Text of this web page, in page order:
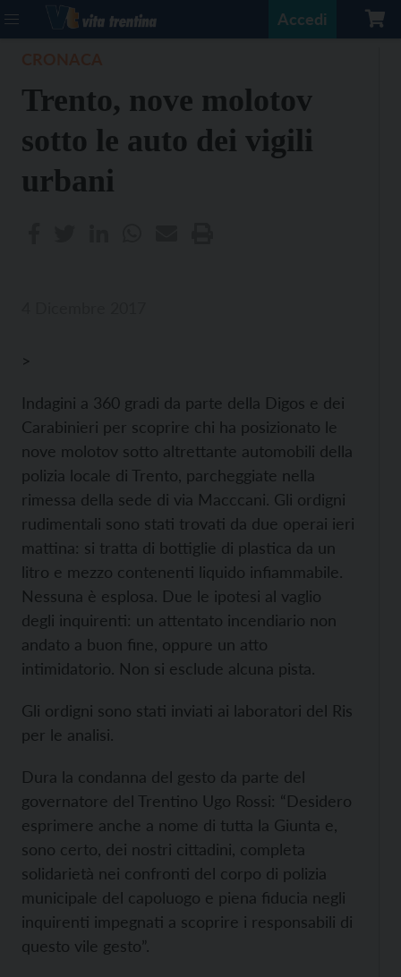
Accedi
Trento, nove molotov
sotto le auto dei vigili
urbani
>
Indagini a 360 gradi da parte della Digos e dei
Carabinieri per scoprire chi ha posizionato le
nove molotov sotto altrettante automobili della
polizia locale di Trento, parcheggiate nella
rimessa della sede di via Macccani. Gli ordigni
rudimentali sono stati trovati da due operai ieri
mattina: si tratta di bottiglie di plastica da un
litro e mezzo contenenti liquido infiammabile.
Nessuna è esplosa. Due le ipotesi al vaglio
degli inquirenti: un attentato incendiario non
andato a buon fine, oppure un atto
intimidatorio. Non si esclude alcuna pista.
Gli ordigni sono stati inviati ai laboratori del Ris
per le analisi.
Dura la condanna del gesto da parte del
governatore del Trentino Ugo Rossi: “Desidero
esprimere anche a nome di tutta la Giunta e,
sono certo, dei nostri cittadini, completa
solidarietà nei confronti del corpo di polizia
municipale del capoluogo e piena fiducia negli
inquirenti impegnati a scoprire i responsabili di
questo vile gesto”.